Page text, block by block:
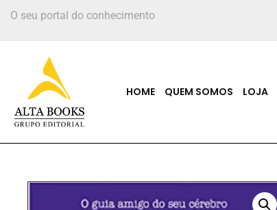
O seu portal do conhecimento
HOME QUEM SOMOS LOJA